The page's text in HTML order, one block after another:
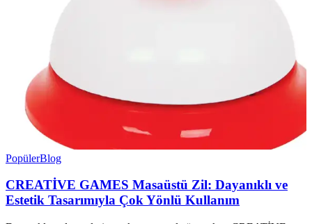
PopülerBlog
CREATİVE GAMES Masaüstü Zil: Dayanıklı ve
Estetik Tasarımıyla Çok Yönlü Kullanım